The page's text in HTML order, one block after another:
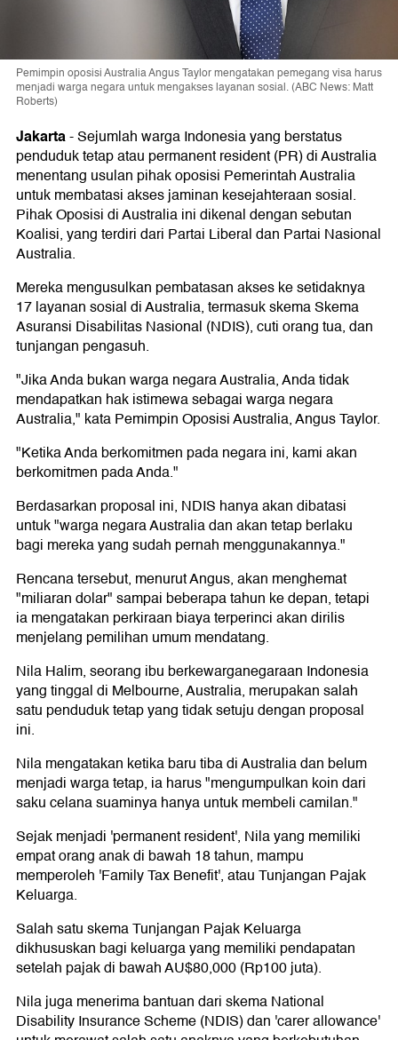
Pemimpin oposisi Australia Angus Taylor mengatakan pemegang visa harus
menjadi warga negara untuk mengakses layanan sosial. (ABC News: Matt
Roberts)
Jakarta-Sejumlah warga Indonesia yang berstatus
penduduk tetap atau permanent resident (PR) di Australia
menentang usulan pihak oposisi Pemerintah Australia
untuk membatasi akses jaminan kesejahteraan sosial.
Pihak Oposisi di Australia ini dikenal dengan sebutan
Koalisi, yang terdiri dari Partai Liberal dan Partai Nasional
Australia.
Mereka mengusulkan pembatasan akses ke setidaknya
17 layanan sosial di Australia, termasuk skema Skema
Asuransi Disabilitas Nasional (NDIS), cuti orang tua, dan
tunjangan pengasuh.
"Jika Anda bukan warga negara Australia, Anda tidak
mendapatkan hak istimewa sebagai warga negara
Australia," kata Pemimpin Oposisi Australia, Angus Taylor.
"Ketika Anda berkomitmen pada negara ini, kami akan
berkomitmen pada Anda."
Berdasarkan proposal ini, NDIS hanya akan dibatasi
untuk "warga negara Australia dan akan tetap berlaku
bagi mereka yang sudah pernah menggunakannya."
Rencana tersebut, menurut Angus, akan menghemat
"miliaran dolar" sampai beberapa tahun ke depan, tetapi
ia mengatakan perkiraan biaya terperinci akan dirilis
menjelang pemilihan umum mendatang.
Nila Halim, seorang ibu berkewarganegaraan Indonesia
yang tinggal di Melbourne, Australia, merupakan salah
satu penduduk tetap yang tidak setuju dengan proposal
ini.
Nila mengatakan ketika baru tiba di Australia dan belum
menjadi warga tetap, ia harus "mengumpulkan koin dari
saku celana suaminya hanya untuk membeli camilan."
Sejak menjadi 'permanent resident', Nila yang memiliki
empat orang anak di bawah 18 tahun, mampu
memperoleh 'Family Tax Benefit', atau Tunjangan Pajak
Keluarga.
Salah satu skema Tunjangan Pajak Keluarga
dikhususkan bagi keluarga yang memiliki pendapatan
setelah pajak di bawah AU$80,000 (Rp100 juta).
Nila juga menerima bantuan dari skema National
Disability Insurance Scheme (NDIS) dan 'carer allowance'